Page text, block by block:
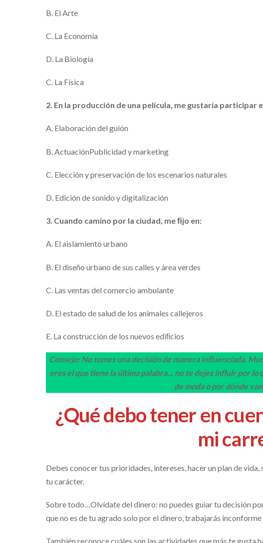
B. El Arte
C. La Economía
D. La Biología
C. La Física
2. En la producción de una película, me gustaría participar
A. Elaboración del guión
B. ActuaciónPublicidad y marketing
C. Elección y preservación de los escenarios naturales
D. Edición de sonido y digitalización
3. Cuando camino por la ciudad, me ﬁjo en:
A. El aislamiento urbano
B. El diseño urbano de sus calles y área verdes
C. Las ventas del comercio ambulante
D. El estado de salud de los animales callejeros
E. La construcción de los nuevos ediﬁcios
Consejo: No tomes una decisión de manera influenciada.
eres el que tiene la última palabra… no te dejes influir por lo
de moda o por dónde
¿Qué debo tener en
mi
Debes conocer tus prioridades, intereses, hacer un plan de
tu carácter.
Sobre todo…Olvídate del dinero: no puedes guiar tu decisión
que no es de tu agrado solo por el dinero, trabajarás inconforme
También reconoce cuáles son las actividades que más te gusta